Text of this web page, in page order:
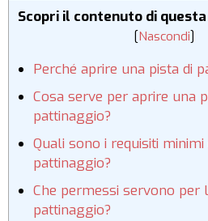
Scopri il contenuto di
[Nascondi]
Perché aprire una pista di
Cosa serve per aprire una
pattinaggio?
Quali sono i requisiti
pattinaggio?
Che permessi servono per
pattinaggio?